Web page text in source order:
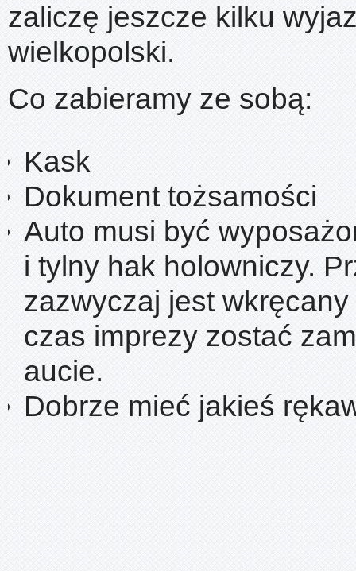
zaliczę jeszcze kilku
wielkopolski.
Co zabieramy ze sobą:
Kask
Dokument tożsamości
Auto musi być
i tylny hak holowniczy.
zazwyczaj jest
czas imprezy zostać
aucie.
Dobrze mieć jakieś